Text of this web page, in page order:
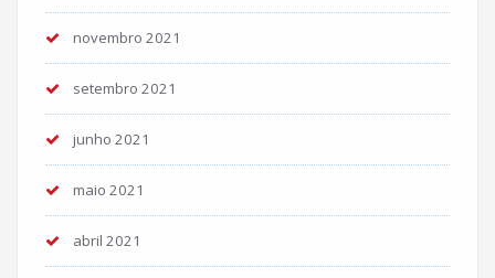
novembro 2021
setembro 2021
junho 2021
maio 2021
abril 2021